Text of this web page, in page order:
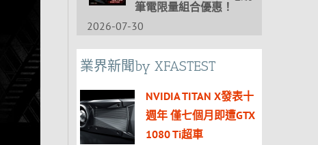
筆電限量組合優惠！
2026-07-30
業界新聞by XFASTEST
NVIDIA TITAN X發表十
週年 僅七個月即遭GTX
1080 Ti超車